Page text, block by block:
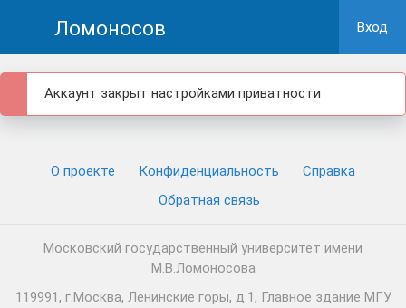
Ломоносов Вход
Аккаунт закрыт настройками приватности
О проекте Конфиденциальность
Cправка
Обратная связь
Московский государственный университет имени
М.В.Ломоносова
119991, г.Москва, Ленинские горы, д.1, Главное здание МГУ